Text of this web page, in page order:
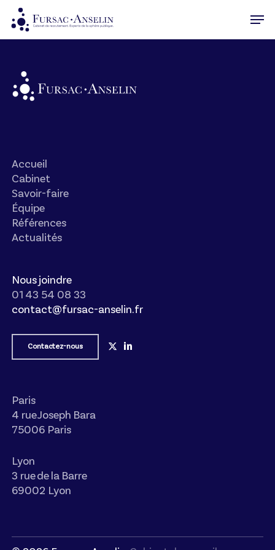
Skip
Accueil
Cabinet
Savoir-faire
Équipe
Références
Actualités
Nous joindre
01 43 54 08 33
contact@fursac-anselin.fr
Contactez-nous
Paris
4 rue Joseph Bara
75006 Paris
Lyon
3 rue de la Barre
69002 Lyon
Close